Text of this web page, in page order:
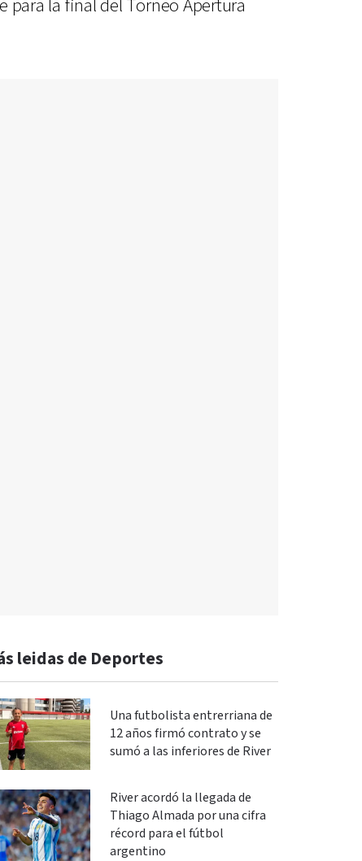
para la final del Torneo Apertura
leidas de Deportes
Una futbolista entrerriana de
12 años firmó contrato y se
sumó a las inferiores de River
River acordó la llegada de
Thiago Almada por una cifra
récord para el fútbol
argentino